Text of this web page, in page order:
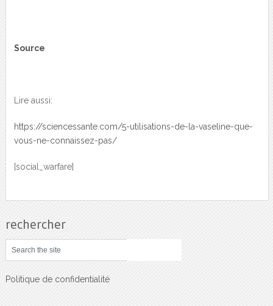
Source
Lire aussi:
https://sciencessante.com/5-utilisations-de-la-vaseline-que-
vous-ne-connaissez-pas/
[social_warfare]
rechercher
Politique de confidentialité